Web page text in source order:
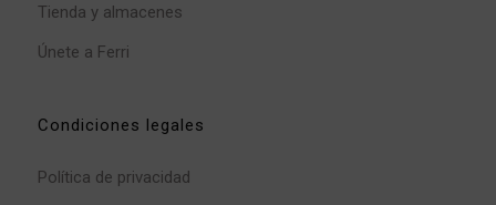
Tienda y almacenes
Únete a Ferri
Condiciones legales
Política de privacidad